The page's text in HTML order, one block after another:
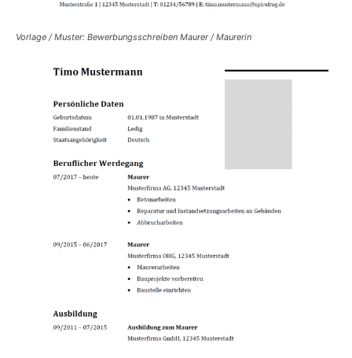
Vorlage / Muster: Bewerbungsschreiben Maurer / Maurerin